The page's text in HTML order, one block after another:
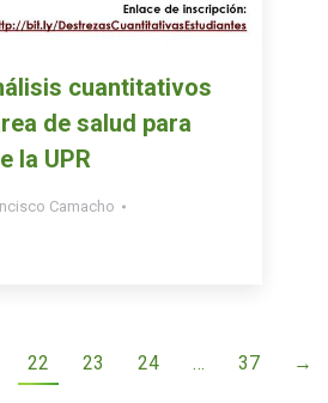
cuantitativos
de salud para
la UPR
Camacho
22 23 24 … 37 →